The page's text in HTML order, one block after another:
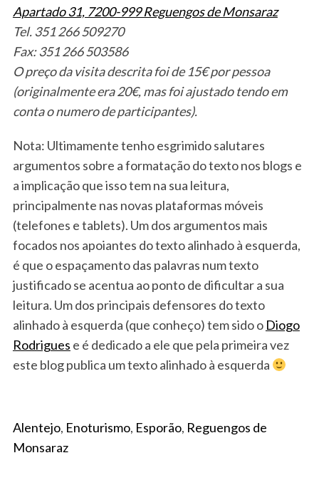
Apartado 31, 7200-999 Reguengos de Monsaraz
Tel. 351 266 509270
Fax: 351 266 503586
O preço da visita descrita foi de 15€ por pessoa
(originalmente era 20€, mas foi ajustado tendo em
conta o numero de participantes).
Nota: Ultimamente tenho esgrimido salutares
argumentos sobre a formatação do texto nos blogs e
a implicação que isso tem na sua leitura,
principalmente nas novas plataformas móveis
(telefones e tablets). Um dos argumentos mais
focados nos apoiantes do texto alinhado à esquerda,
é que o espaçamento das palavras num texto
justificado se acentua ao ponto de dificultar a sua
leitura. Um dos principais defensores do texto
alinhado à esquerda (que conheço) tem sido o Diogo
Rodrigues e é dedicado a ele que pela primeira vez
este blog publica um texto alinhado à esquerda
Alentejo, Enoturismo, Esporão, Reguengos de
Monsaraz